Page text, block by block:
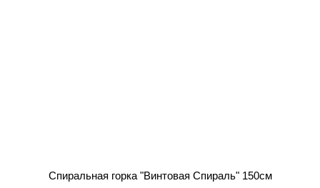
Спиральная горка "Винтовая Спираль" 150см